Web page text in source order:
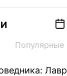
Популярные